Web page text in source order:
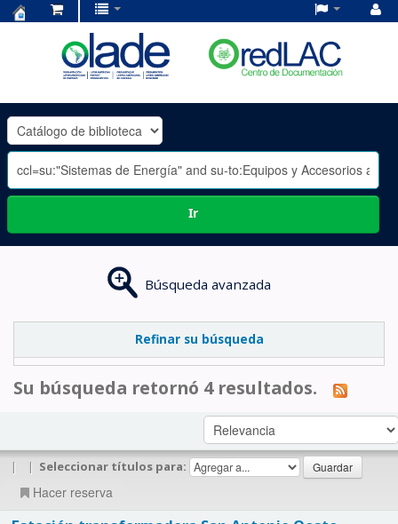
OLADE
-
Ir
Búsqueda avanzada
Refinar su búsqueda
Su búsqueda retornó 4 resultados.
| | Seleccionar títulos para:
Hacer reserva